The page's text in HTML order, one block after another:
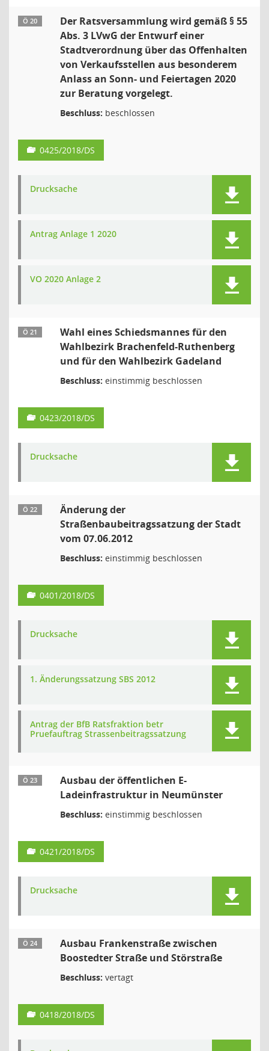
Ö 20
Der Ratsversammlung wird gemäß § 55
Abs. 3 LVwG der Entwurf einer
Stadtverordnung über das Offenhalten
von Verkaufsstellen aus besonderem
Anlass an Sonn- und Feiertagen 2020
zur Beratung vorgelegt.
Beschluss: beschlossen
0425/2018/DS
Drucksache
Antrag Anlage 1 2020
VO 2020 Anlage 2
Ö 21
Wahl eines Schiedsmannes für den
Wahlbezirk Brachenfeld-Ruthenberg
und für den Wahlbezirk Gadeland
Beschluss: einstimmig beschlossen
0423/2018/DS
Drucksache
Ö 22
Änderung der
Straßenbaubeitragssatzung der Stadt
vom 07.06.2012
Beschluss: einstimmig beschlossen
0401/2018/DS
Drucksache
1. Änderungssatzung SBS 2012
Antrag der BfB Ratsfraktion betr
Pruefauftrag Strassenbeitragssatzung
Ö 23
Ausbau der öffentlichen E-
Ladeinfrastruktur in Neumünster
Beschluss: einstimmig beschlossen
0421/2018/DS
Drucksache
Ö 24
Ausbau Frankenstraße zwischen
Boostedter Straße und Störstraße
Beschluss: vertagt
0418/2018/DS